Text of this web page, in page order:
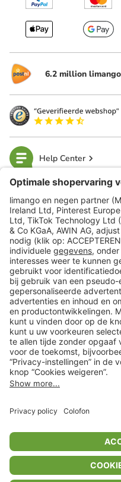
6.2 million
Help Center
limango
Veilig winkelen
Klantenservice
Shop
Acties